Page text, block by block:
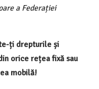
a Federației
ți drepturile și
orice rețea fixă sau
mobilă!